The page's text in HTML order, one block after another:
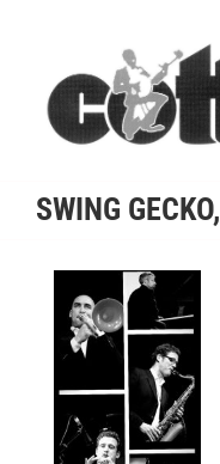
content
SWING